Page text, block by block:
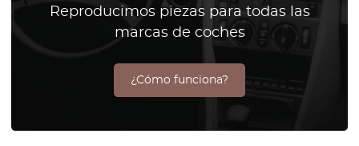
Reproducimos piezas para todas las
marcas de coches
¿Cómo funciona?